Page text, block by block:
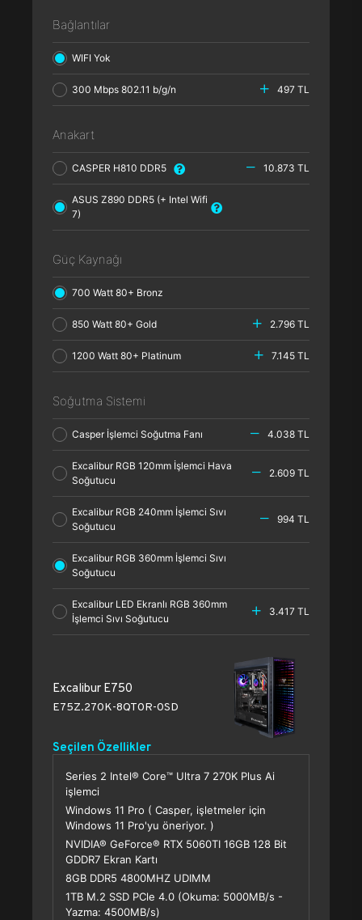
Bağlantılar
WIFI Yok
300 Mbps 802.11 b/g/n 497 TL
Anakart
CASPER H810 DDR5 10.873 TL
ASUS Z890 DDR5 (+ Intel Wifi
7)
Güç Kaynağı
700 Watt 80+ Bronz
850 Watt 80+ Gold 2.796 TL
1200 Watt 80+ Platinum 7.145 TL
Soğutma Sistemi
Casper İşlemci Soğutma Fanı 4.038 TL
Excalibur RGB 120mm İşlemci Hava
Soğutucu
2.609 TL
Excalibur RGB 240mm İşlemci Sıvı
Soğutucu
994 TL
Excalibur RGB 360mm İşlemci Sıvı
Soğutucu
Excalibur LED Ekranlı RGB 360mm
İşlemci Sıvı Soğutucu
3.417 TL
Excalibur E750
E75Z.270K-8QT0R-0SD
Seçilen Özellikler
Series 2 Intel® Core™ Ultra 7 270K Plus Ai
işlemci
Windows 11 Pro ( Casper, işletmeler için
Windows 11 Pro'yu öneriyor. )
NVIDIA® GeForce® RTX 5060TI 16GB 128 Bit
GDDR7 Ekran Kartı
8GB DDR5 4800MHZ UDIMM
1TB M.2 SSD PCle 4.0 (Okuma: 5000MB/s -
Yazma: 4500MB/s)